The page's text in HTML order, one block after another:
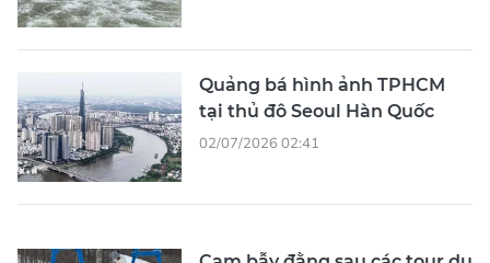
Quảng bá hình ảnh TPHCM
tại thủ đô Seoul Hàn Quốc
02/07/2026 02:41